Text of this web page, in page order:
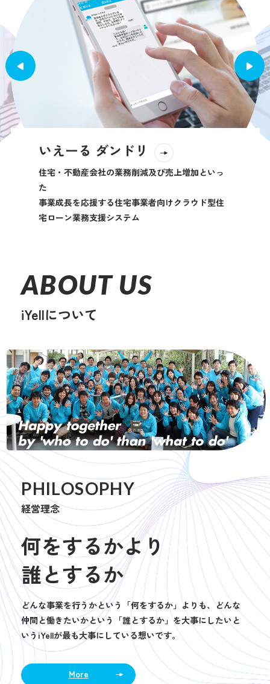
いえーる ダンドリ
住宅・不動産会社の業務削減及び売上増加といっ
た
事業成長を応援する住宅事業者向けクラウド型住
宅ローン業務支援システム
ABOUT US
iYellについて
PHILOSOPHY
経営理念
何をするかより
誰とするか
どんな事業を行うかという「何をするか」よりも、どんな
仲間と働きたいかという「誰とするか」を大事にしたいと
いうiYellが最も大事にしている想いです。
More